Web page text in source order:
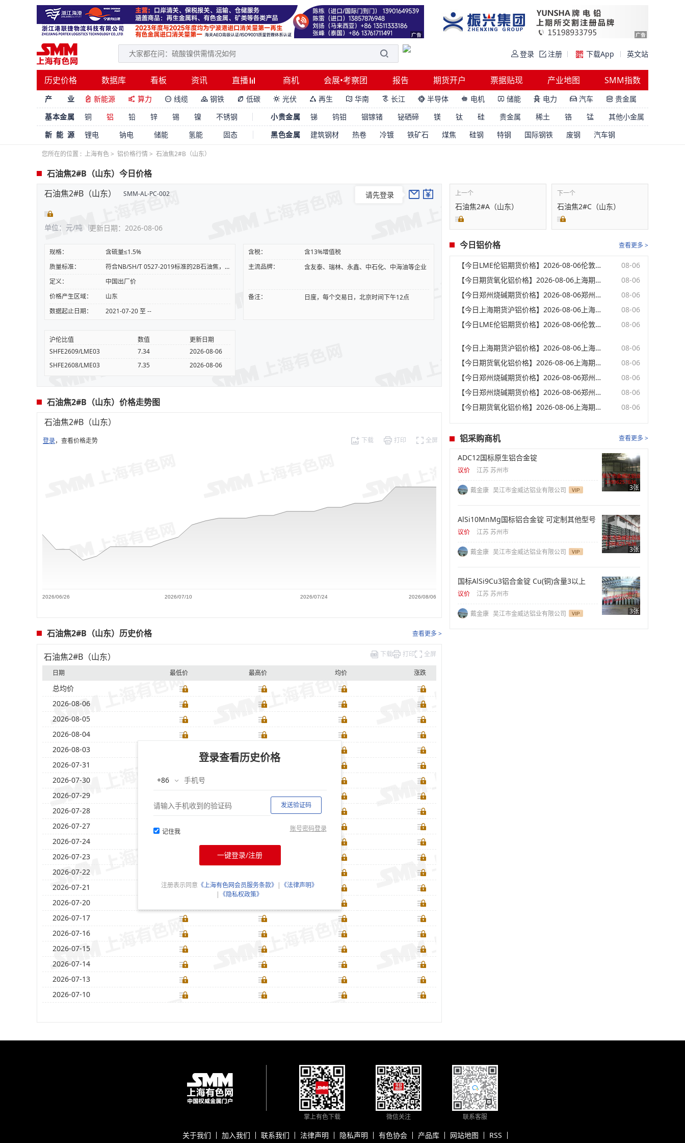
登录 注册 下载App 英文站
历史价格 数据库 看板 资讯 直播 商机 会展•考察团 报告 期货开户 票据贴现 产业地图 SMM指数
产 业  新能源  算力  线缆  钢铁  低碳  光伏  再生  华南  长江  半导体  电机  储能  电力  汽车  贵金属
基本金属
铜 铝 铅 锌 锡 镍 不锈钢 小贵金属 锑 钨钼 铟镓锗 铋硒碲 镁 钛 硅 贵金属 稀土 铬 锰
其他小金属
新能源
锂电 钠电 储能 氢能 固态 黑色金属 建筑钢材 热卷 冷镀 铁矿石 煤焦 硅钢 特钢 国际钢铁 废钢 汽车钢
您所在的位置 : 上海有色> 铝价格行情> 石油焦2#B（山东）
石油焦2#B（山东）今日价格
石油焦2#B（山东）
SMM-AL-PC-002
单位：元/吨 更新日期：2026-08-06
请先登录
规格：
含硫量≤1.5%
质量标准：
符合NB/SH/T 0527-2019标准的2B石油焦，硫含量1%~1.5%
定义：
中国出厂价
价格产生区域：
山东
数据起止日期：
2021-07-20 至 --
含税：
含13%增值税
主流品牌：
含友泰、瑞林、永鑫、中石化、中海油等企业
备注： 日度，每个交易日，北京时间下午12点
沪伦比值 数值
更新日期
SHFE2609/LME03
7.34
2026-08-06
SHFE2608/LME03
7.35 2026-08-06
石油焦2#B（山东）价格走势图
石油焦2#B（山东）
2026/06/26 2026/07/10 2026/07/24 2026/08/06
登录，查看价格走势 下载 打印 全屏
石油焦2#B（山东）历史价格 查看更多 >
石油焦2#B（山东） 下载 打印 全屏
日期 最低价 最高价 均价 涨跌
总均价
2026-08-06
2026-08-05
2026-08-04
2026-08-03
2026-07-31
2026-07-30
2026-07-29
2026-07-28
2026-07-27
2026-07-24
2026-07-23
2026-07-22
2026-07-21
2026-07-20
2026-07-17
2026-07-16
2026-07-15
2026-07-14
2026-07-13
2026-07-10
登录查看历史价格
发送验证码
记住我 账号密码登录
一键登录/注册
注册表示同意 《上海有色网会员服务条款》 | 《法律声明》
| 《隐私权政策》
上一个
石油焦2#A（山东）
下一个
石油焦2#C（山东）
今日铝价格 查看更多 >
【今日LME伦铝期货价格】2026-08-06伦敦期货交易所电子盘下午(15:32)LME伦铝最新价格
08-06
【今日期货氧化铝价格】2026-08-06上海期货交易所下午(15:02)氧化铝期货收盘价格
08-06
【今日郑州烧碱期货价格】2026-08-06郑州商品期货交易所下午(15:02)期货烧碱收盘价格
08-06
【今日上海期货沪铝价格】2026-08-06上海期货交易所下午(15:02)期货沪铝收盘价格
08-06
【今日LME伦铝期货价格】2026-08-06伦敦期货交易所电子盘下午(14:32)LME伦铝开盘价格
08-06
【今日上海期货沪铝价格】2026-08-06上海期货交易所下午(14:02)期货沪铝最新价格
08-06
【今日期货氧化铝价格】2026-08-06上海期货交易所下午(14:02)氧化铝期货最新价格
08-06
【今日郑州烧碱期货价格】2026-08-06郑州商品期货交易所下午(14:02)期货烧碱最新价格
08-06
【今日郑州烧碱期货价格】2026-08-06郑州商品期货交易所下午(13:32)期货烧碱开盘价格
08-06
【今日期货氧化铝价格】2026-08-06上海期货交易所午间(13:32)氧化铝期货开盘价格
08-06
铝采购商机 查看更多 >
ADC12国标原生铝合金锭
议价 江苏 苏州市
戴金康 吴江市金威达铝业有限公司 3张
AlSi10MnMg国标铝合金锭 可定制其他型号
议价 江苏 苏州市
戴金康 吴江市金威达铝业有限公司 3张
国标AlSi9Cu3铝合金锭 Cu(铜)含量3以上
议价 江苏 苏州市
戴金康 吴江市金威达铝业有限公司 3张
掌上有色下载 微信关注 联系客服
关于我们 加入我们 联系我们 法律声明 隐私声明 有色协会 产品库 网站地图 RSS